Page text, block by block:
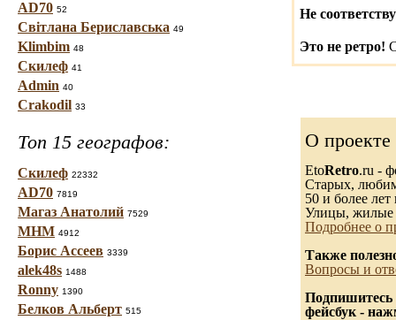
AD70 52
Світлана Бериславська 49
Klimbim 48
Скилеф 41
Admin 40
Crakodil 33
Топ 15 географов:
Скилеф 22332
AD70 7819
Магаз Анатолий 7529
МНМ 4912
Борис Ассеев 3339
alek48s 1488
Ronny 1390
Белков Альберт 515
Не
Это не ретро!
О проекте
EtoRetro.ru -
Старых,
50 и более лет
Улицы, жилые
Подробнее о
Также
Вопросы и
Подпишитесь
фейсбук -